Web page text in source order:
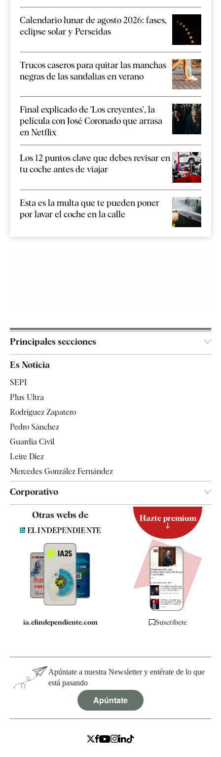
Calendario lunar de agosto 2026: fases,
eclipse solar y Perseidas
Trucos caseros para quitar las manchas
negras de las sandalias en verano
Final explicado de 'Los creyentes', la
película con José Coronado que arrasa
en Netflix
Los 12 puntos clave que debes revisar en
tu coche antes de viajar
Esta es la multa que te pueden poner
por lavar el coche en la calle
Principales secciones
España
Televisión
Es Noticia
SEPI
Plus Ultra
Rodríguez Zapatero
Pedro Sánchez
Guardia Civil
Leire Díez
Mercedes González Fernández
Corporativo
Contacto
Quiénes somos
Especificaciones
Otras webs de
ia.elindependiente.com
Hazte premium
Suscríbete
Apúntate a nuestra Newsletter y entérate de lo que
está pasando
Apúntate